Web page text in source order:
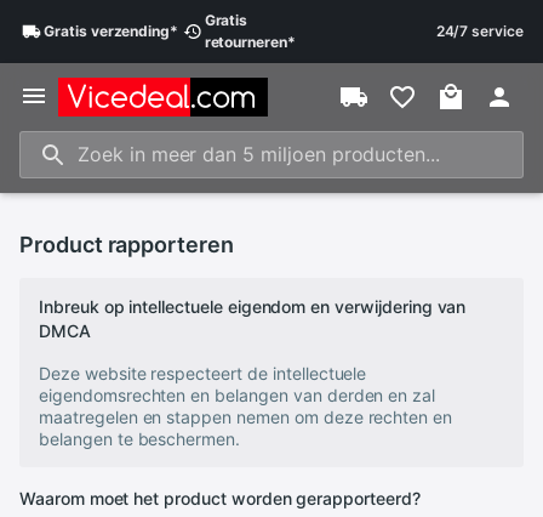
Gratisverzending*
Gratis
retourneren*
24/7 service
Product rapporteren
Inbreuk op intellectuele eigendom en verwijdering van
DMCA
Deze website respecteert de intellectuele
eigendomsrechten en belangen van derden en zal
maatregelen en stappen nemen om deze rechten en
belangen te beschermen.
Waarom moet het product worden gerapporteerd?